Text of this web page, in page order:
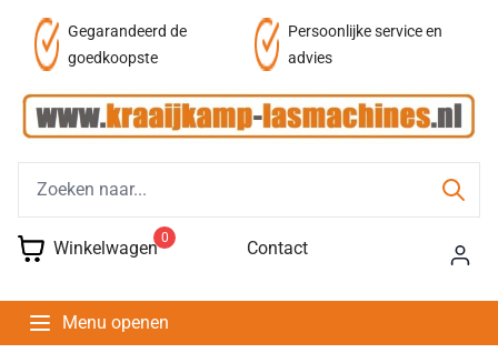
Gegarandeerd de
goedkoopste
Persoonlijke service en
advies
Winkelwagen 0 Contact
Menu openen